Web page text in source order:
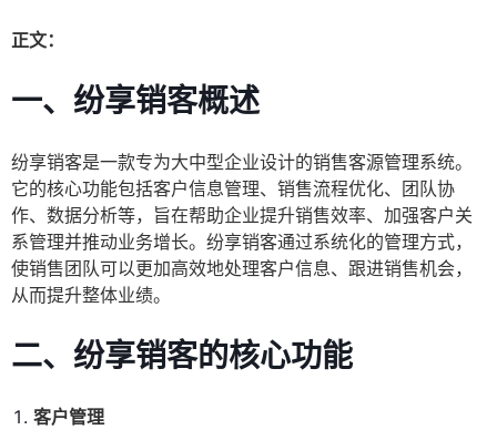
正文：
一、纷享销客概述
纷享销客是一款专为大中型企业设计的销售客源管理系统。
它的核心功能包括客户信息管理、销售流程优化、团队协
作、数据分析等，旨在帮助企业提升销售效率、加强客户关
系管理并推动业务增长。纷享销客通过系统化的管理方式，
使销售团队可以更加高效地处理客户信息、跟进销售机会，
从而提升整体业绩。
二、纷享销客的核心功能
客户管理